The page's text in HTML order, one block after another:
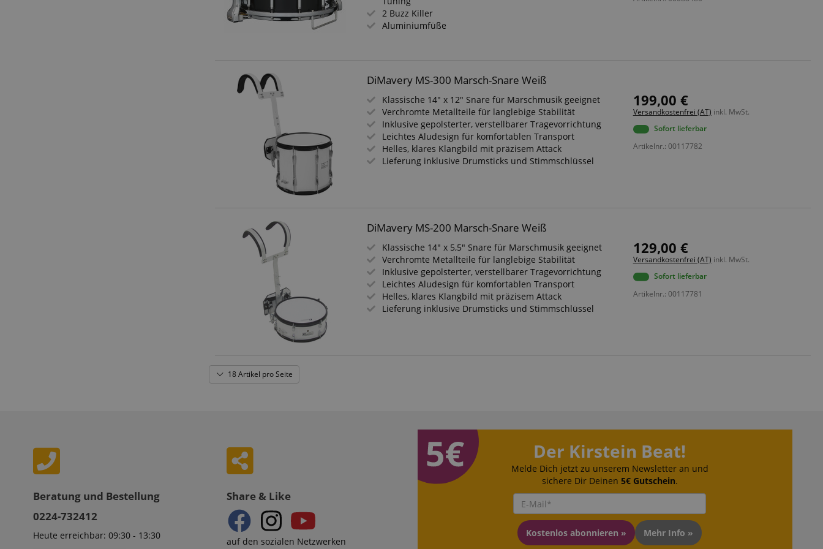
2 Buzz Killer
Aluminiumfüße
DiMavery MS-300 Marsch-Snare Weiß
Klassische 14" x 12" Snare für Marschmusik geeignet
Verchromte Metallteile für langlebige Stabilität
Inklusive gepolsterter, verstellbarer Tragevorrichtung
Leichtes Aludesign für komfortablen Transport
Helles, klares Klangbild mit präzisem Attack
Lieferung inklusive Drumsticks und Stimmschlüssel
199,00 €
Versandkostenfrei (AT) inkl. MwSt.
Sofort lieferbar
Artikelnr.: 00117782
DiMavery MS-200 Marsch-Snare Weiß
Klassische 14" x 5,5" Snare für Marschmusik geeignet
Verchromte Metallteile für langlebige Stabilität
Inklusive gepolsterter, verstellbarer Tragevorrichtung
Leichtes Aludesign für komfortablen Transport
Helles, klares Klangbild mit präzisem Attack
Lieferung inklusive Drumsticks und Stimmschlüssel
129,00 €
Versandkostenfrei (AT) inkl. MwSt.
Sofort lieferbar
Artikelnr.: 00117781
18 Artikel pro Seite
Der Kirstein Beat!
Melde Dich jetzt zu unserem Newsletter an und
sichere Dir Deinen 5€ Gutschein.
Kostenlos abonnieren » Mehr Info »
Beratung und Bestellung
0224-732412
Heute erreichbar: 09:30 - 13:30
Share & Like
auf den sozialen Netzwerken
Cookie
Anbieter /
Laufzeit Beschreibung
Google-Datenschutzerklärung